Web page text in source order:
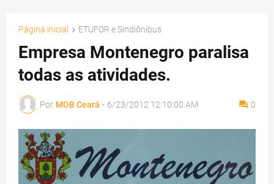
Página inicial ETUFOR e Sindiônibus
Empresa Montenegro paralisa
todas as atividades.
Por MOB Ceará - 6/23/2012 12:10:00 AM 0